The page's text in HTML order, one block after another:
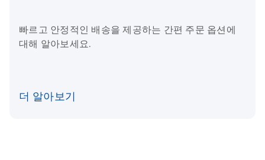
빠르고 안정적인 배송을 제공하는 간편 주문 옵션에
대해 알아보세요.
더 알아보기